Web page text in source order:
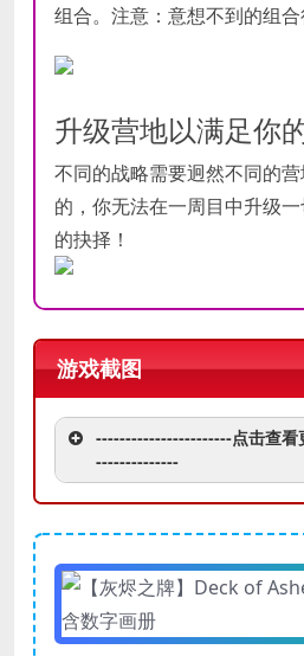
组合。注意：意想不到的组合
升级营地以满足你
不同的战略需要迥然不同的
的，你无法在一周目中升级
的抉择！
游戏截图
-----------------------点击查看
--------------